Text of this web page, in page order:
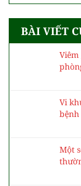
BÀI VIẾT
Vi
bệnh
Một